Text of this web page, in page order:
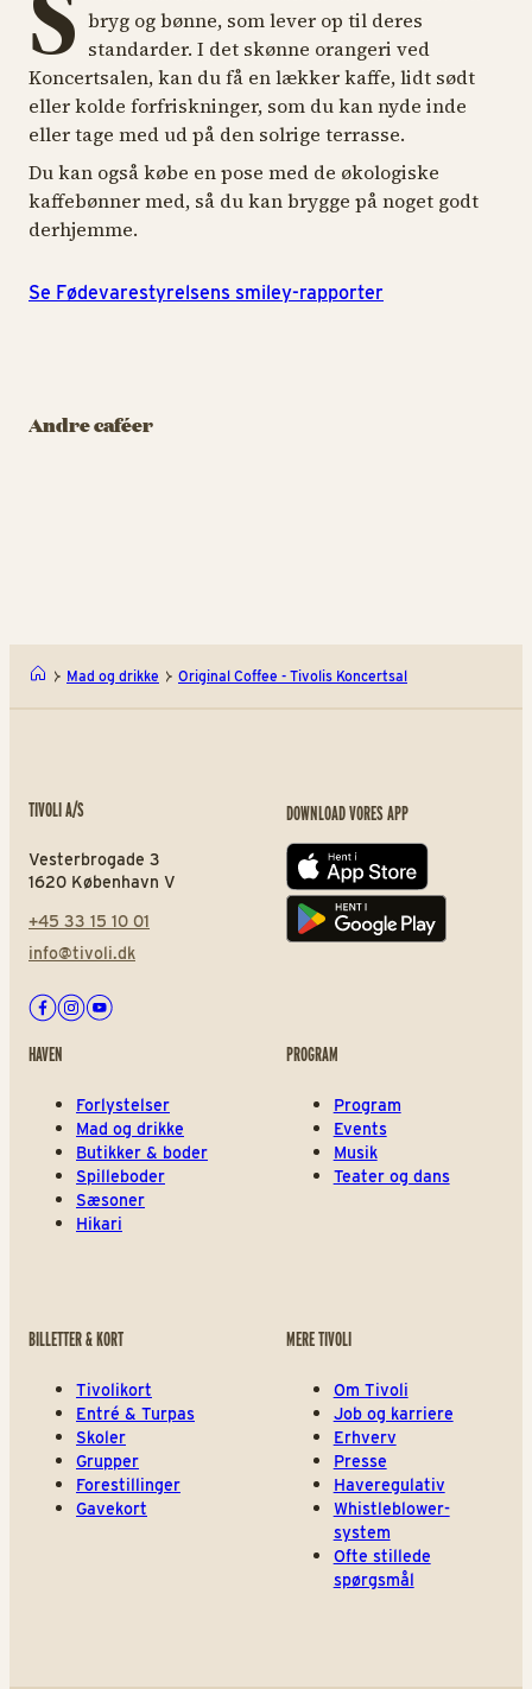
bryg og bønne, som lever op til deres
standarder. I det skønne orangeri ved
Koncertsalen, kan du få en lækker kaffe, lidt sødt
eller kolde forfriskninger, som du kan nyde inde
eller tage med ud på den solrige terrasse.
Du kan også købe en pose med de økologiske
kaffebønner med, så du kan brygge på noget godt
derhjemme.
Se Fødevarestyrelsens smiley-rapporter
Andre caféerRasmus Klumps
Pandekagehus
Mad og drikke Original Coffee - Tivolis Koncertsal
TIVOLI A/S
Vesterbrogade 3
1620 København V
+45 33 15 10 01
info@tivoli.dk
Facebook
Instagram
Youtube
DOWNLOAD VORES APP
App store
Play store
HAVEN
Forlystelser
Mad og drikke
Butikker & boder
Spilleboder
Sæsoner
Hikari
PROGRAM
Program
Events
Musik
Teater og dans
BILLETTER & KORT
Tivolikort
Entré & Turpas
Skoler
Grupper
Forestillinger
Gavekort
MERE TIVOLI
Om Tivoli
Job og karriere
Erhverv
Presse
Haveregulativ
Whistleblower-
system
Ofte stillede
spørgsmål